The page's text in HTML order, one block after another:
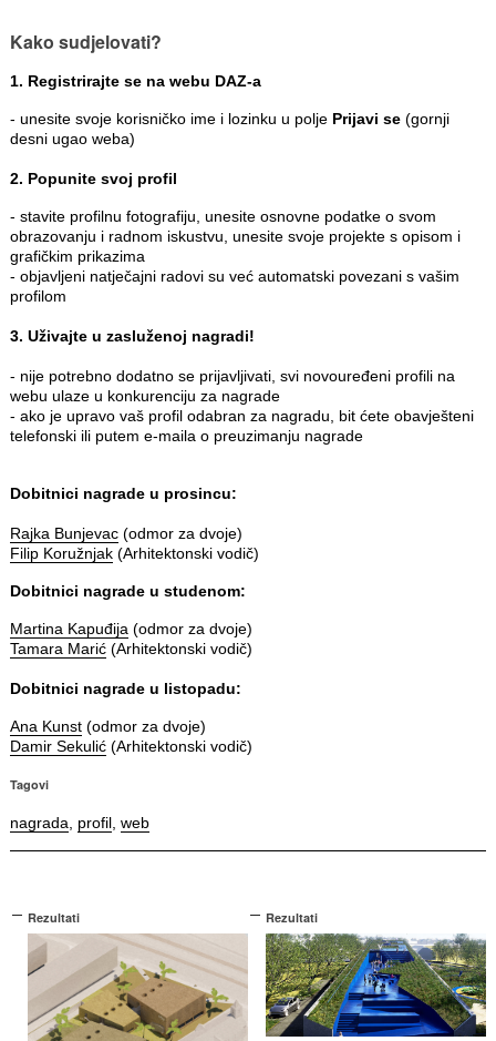
Kako sudjelovati?
1. Registrirajte se na webu DAZ-a
- unesite svoje korisničko ime i lozinku u polje Prijavi se(gornji
desni ugao weba)
2. Popunite svoj profil
- stavite profilnu fotografiju, unesite osnovne podatke o svom
obrazovanju i radnom iskustvu, unesite svoje projekte s opisom i
grafičkim prikazima
- objavljeni natječajni radovi su već automatski povezani s vašim
profilom
3. Uživajte u zasluženoj nagradi!
- nije potrebno dodatno se prijavljivati, svi novouređeni profili na
webu ulaze u konkurenciju za nagrade
- ako je upravo vaš profil odabran za nagradu, bit ćete obavješteni
telefonski ili putem e-maila o preuzimanju nagrade
Dobitnici nagrade u prosincu:
Rajka Bunjevac(odmor za dvoje)
Filip Koružnjak(Arhitektonski vodič)
Dobitnici nagrade u studenom:
Martina Kapuđija (odmor za dvoje)
Tamara Marić(Arhitektonski vodič)
Dobitnici nagrade u listopadu:
Ana Kunst(odmor za dvoje)
Damir Sekulić(Arhitektonski vodič)
Tagovi
nagrada profil, web
Rezultati Rezultati